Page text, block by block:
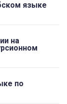
языке
на
по